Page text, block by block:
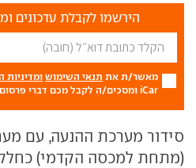
הירשמו לקבלת עדכונים
מאשר/ת את תנאי השימוש ומדיניות
iCar ומסכים/ה לקבל מכם דברי פרסום.
סידור מערכת ההנעה, עם
(מתחת למכסה הקדמי)